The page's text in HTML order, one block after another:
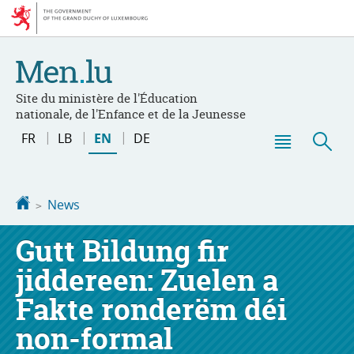
Go
Go
Site du ministère de l'Éducation
nationale, de l'Enfance et de la Jeunesse
Changer
FR LB EN DE
Homepage
News
Gutt Bildung fir
jiddereen: Zuelen a
Fakte ronderëm déi
non-formal